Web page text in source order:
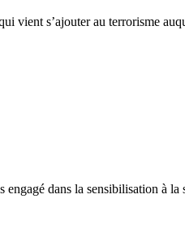
vient s’ajouter au terrorisme
dans la sensibilisation à la